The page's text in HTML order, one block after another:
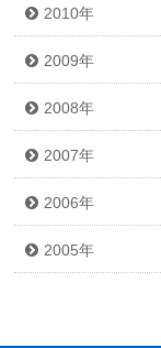
2010年
2009年
2008年
2007年
2006年
2005年